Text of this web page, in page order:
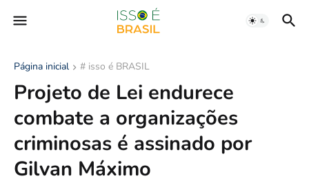
Página inicial # isso é BRASIL
Projeto de Lei endurece
combate a organizações
criminosas é assinado por
Gilvan Máximo